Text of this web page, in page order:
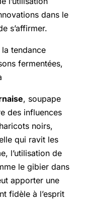
dans le
s’affirmer.
tendance
fermentées,
, soupape
des influences
noirs,
qui ravit les
l’utilisation de
le gibier dans
apporter une
fidèle à l’esprit